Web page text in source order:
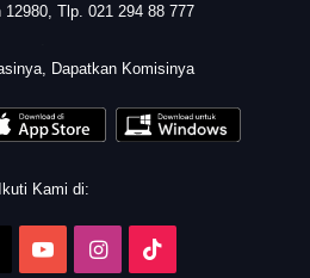
Tlp. 021 294 88 777
Dapatkan Komisinya
Ikuti Kami di:
YouTubeInstagram